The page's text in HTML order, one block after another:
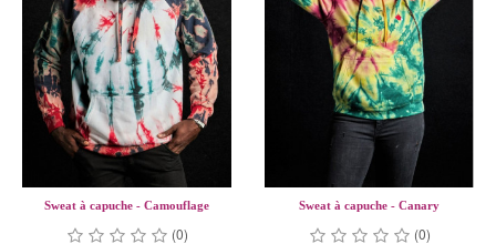
Sweat à capuche - Camouflage
(0)
Sweat à capuche - Canary
(0)